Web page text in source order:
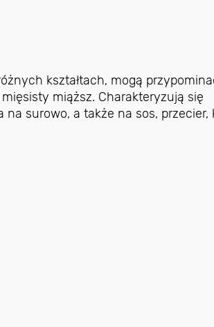
kształtach, mogą
miąższ. Charakteryzują się
surowo, a także na sos, przecier,